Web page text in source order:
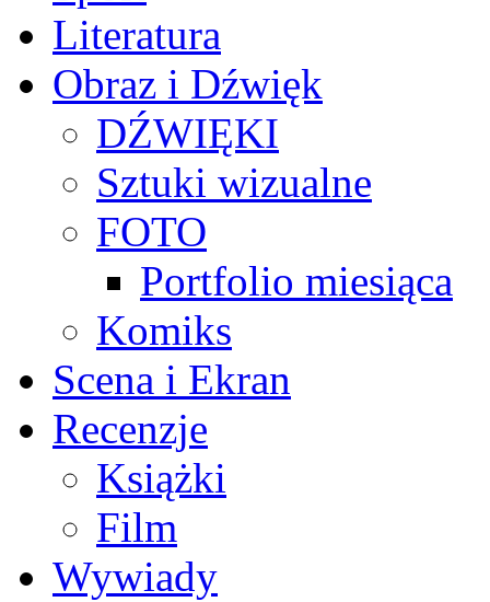
Literatura
Obraz i Dźwięk
DŹWIĘKI
Sztuki wizualne
FOTO
Portfolio miesiąca
Komiks
Scena i Ekran
Recenzje
Książki
Film
Wywiady